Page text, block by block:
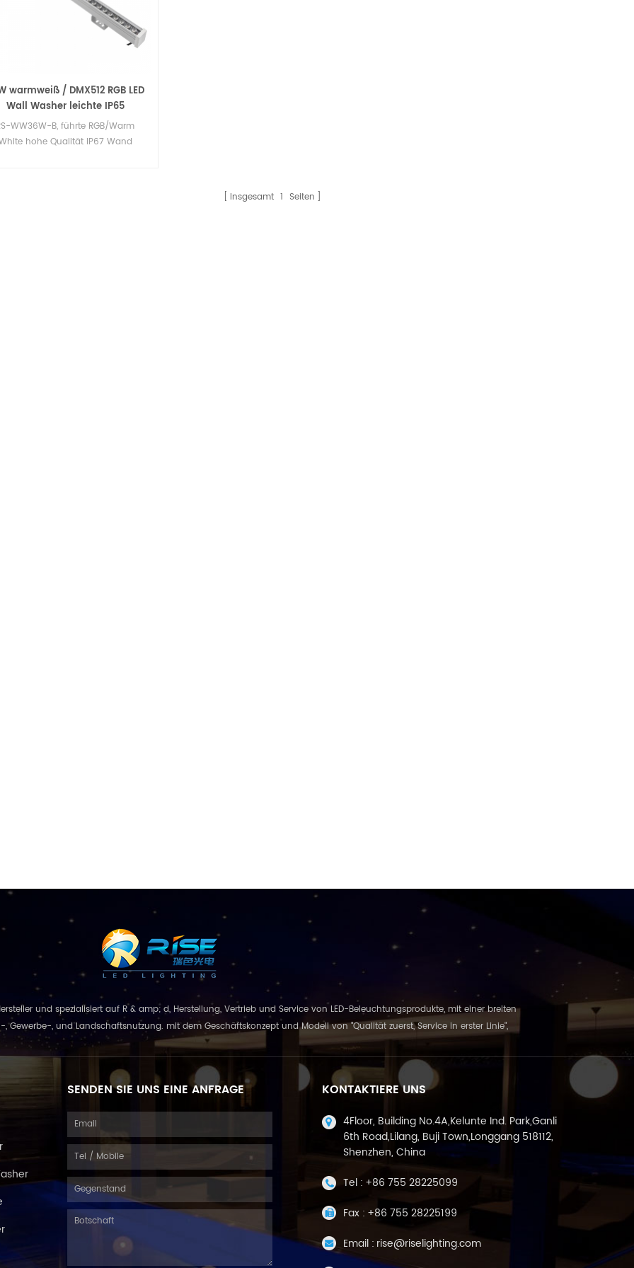
warmweiß / DMX512 RGB LED
Wall Washer leichte IP65
WW36W-B, führte RGB/Warm
hohe Qualität IP67 Wand
Insgesamt 1 Seiten
und spezialisiert auf R & amp; d, Herstellung, Vertrieb und Service von LED-Beleuchtungsprodukte, mit einer breiten
, und Landschaftsnutzung. mit dem Geschäftskonzept und Modell von "Qualität zuerst, Service in erster Linie",
kombinie...
SENDEN SIE UNS EINE ANFRAGE KONTAKTIERE UNS
4Floor, Building No.4A,Kelunte Ind. Park,Ganli
6th Road,Lilang, Buji Town,Longgang 518112,
Shenzhen, China
Tel : +86 755 28225099
Fax : +86 755 28225199
Email : rise@riselighting.com